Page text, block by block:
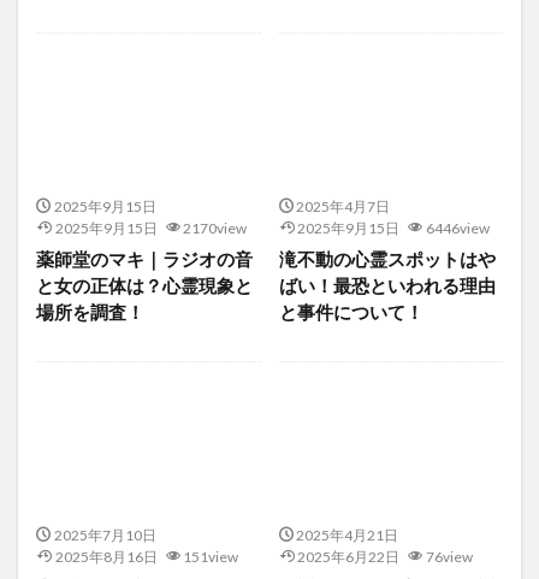
2025年9月15日
2025年9月15日
2170view
薬師堂のマキ｜ラジオの音
と女の正体は？心霊現象と
場所を調査！
2025年4月7日
2025年9月15日
6446view
滝不動の心霊スポットはや
ばい！最恐といわれる理由
と事件について！
2025年7月10日
2025年8月16日
151view
2025年4月21日
2025年6月22日
76view